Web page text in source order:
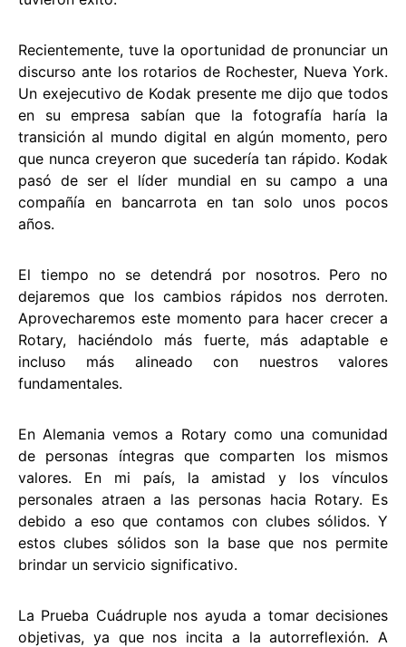
Recientemente, tuve la oportunidad de pronunciar un
discurso ante los rotarios de Rochester, Nueva York.
Un exejecutivo de Kodak presente me dijo que todos
en su empresa sabían que la fotografía haría la
transición al mundo digital en algún momento, pero
que nunca creyeron que sucedería tan rápido. Kodak
pasó de ser el líder mundial en su campo a una
compañía en bancarrota en tan solo unos pocos
años.
El tiempo no se detendrá por nosotros. Pero no
dejaremos que los cambios rápidos nos derroten.
Aprovecharemos este momento para hacer crecer a
Rotary, haciéndolo más fuerte, más adaptable e
incluso más alineado con nuestros valores
fundamentales.
En Alemania vemos a Rotary como una comunidad
de personas íntegras que comparten los mismos
valores. En mi país, la amistad y los vínculos
personales atraen a las personas hacia Rotary. Es
debido a eso que contamos con clubes sólidos. Y
estos clubes sólidos son la base que nos permite
brindar un servicio significativo.
La Prueba Cuádruple nos ayuda a tomar decisiones
objetivas, ya que nos incita a la autorreflexión. A